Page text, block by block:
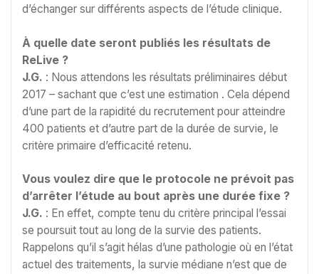
d’échanger sur différents aspects de l’étude clinique.
À quelle date seront publiés les résultats de
ReLive ?
J.G. : Nous attendons les résultats préliminaires début
2017 – sachant que c’est une estimation . Cela dépend
d’une part de la rapidité du recrutement pour atteindre
400 patients et d’autre part de la durée de survie, le
critère primaire d’efficacité retenu.
Vous voulez dire que le protocole ne prévoit pas
d’arrêter l’étude au bout après une durée fixe ?
J.G. : En effet, compte tenu du critère principal l’essai
se poursuit tout au long de la survie des patients.
Rappelons qu’il s’agit hélas d’une pathologie où en l’état
actuel des traitements, la survie médiane n’est que de